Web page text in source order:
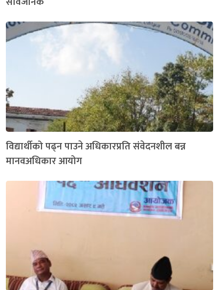
विद्यार्थीको पढ्न पाउने अधिकारप्रति संवेदनशील बन्न
मानवअधिकार आयोग